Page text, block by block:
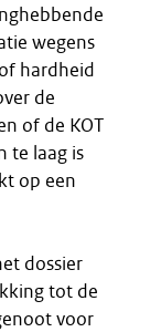
wegens
hardheid
de
of de KOT
te laag is
op een
dossier
tot de
voor